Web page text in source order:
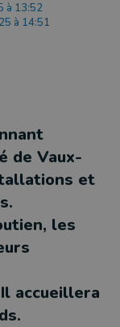
à 13:52
à 14:51
de Vaux-
et
les
accueillera